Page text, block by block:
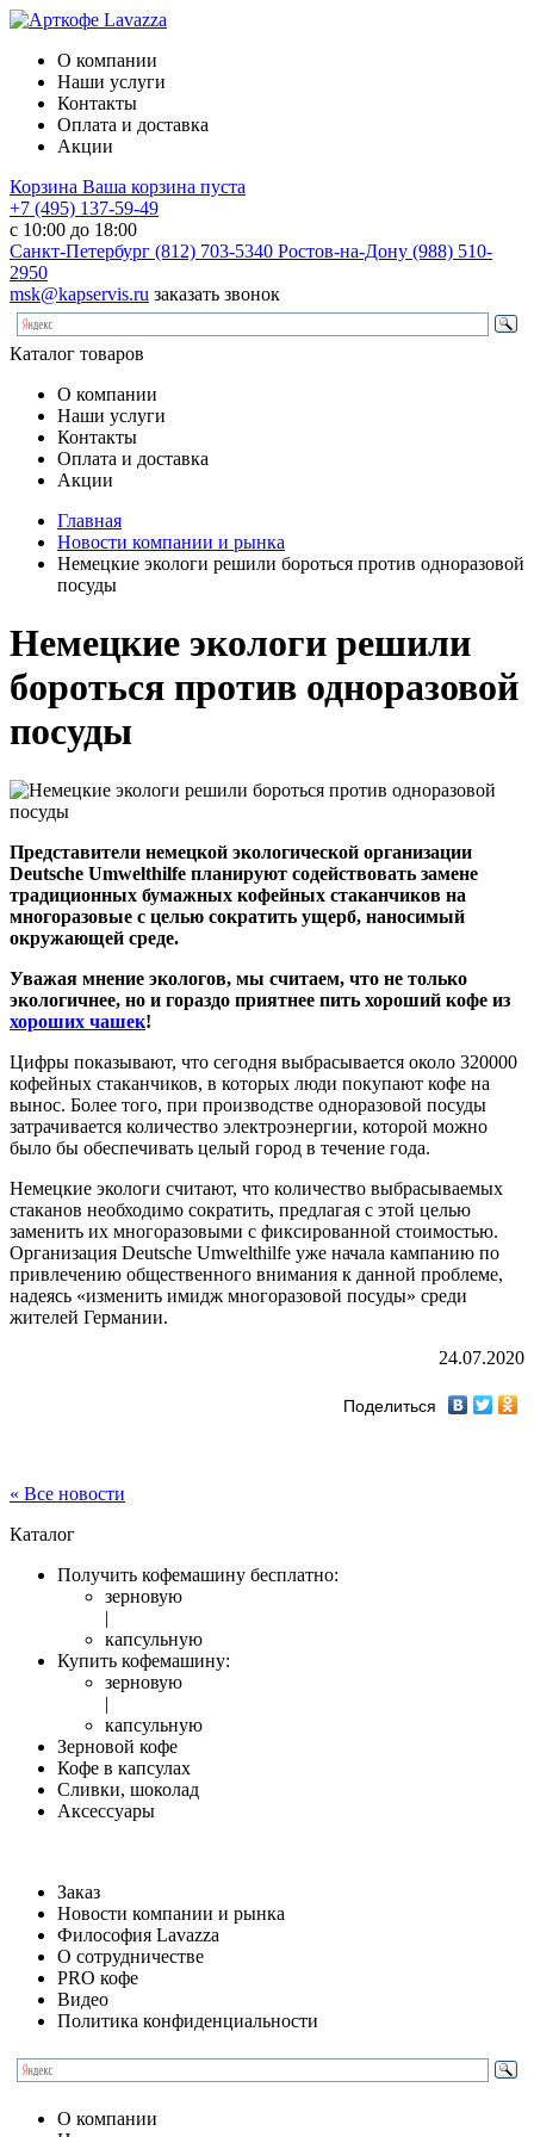
О компании
Наши услуги
Контакты
Оплата и доставка
Акции
Корзина Ваша корзина пуста
+7 (495) 137-59-49
с 10:00 до 18:00
Санкт-Петербург (812) 703-5340 Ростов-на-Дону (988) 510-
2950
msk@kapservis.ru заказать звонок
Каталог товаров
О компании
Наши услуги
Контакты
Оплата и доставка
Акции
Главная
Новости компании и рынка
Немецкие экологи решили бороться против одноразовой
посуды
Немецкие экологи решили
бороться против одноразовой
посуды
Представители немецкой экологической организации
Deutsche Umwelthilfe планируют содействовать замене
традиционных бумажных кофейных стаканчиков на
многоразовые с целью сократить ущерб, наносимый
окружающей среде.
Уважая мнение экологов, мы считаем, что не только
экологичнее, но и гораздо приятнее пить хороший кофе из
хороших чашек!
Цифры показывают, что сегодня выбрасывается около 320000
кофейных стаканчиков, в которых люди покупают кофе на
вынос. Более того, при производстве одноразовой посуды
затрачивается количество электроэнергии, которой можно
было бы обеспечивать целый город в течение года.
Немецкие экологи считают, что количество выбрасываемых
стаканов необходимо сократить, предлагая с этой целью
заменить их многоразовыми с фиксированной стоимостью.
Организация Deutsche Umwelthilfe уже начала кампанию по
привлечению общественного внимания к данной проблеме,
надеясь «изменить имидж многоразовой посуды» среди
жителей Германии.
24.07.2020
Поделиться
« Все новости
Каталог
Получить кофемашину бесплатно:
зерновую
|
капсульную
Купить кофемашину:
зерновую
|
капсульную
Зерновой кофе
Кофе в капсулах
Сливки, шоколад
Аксессуары
Заказ
Новости компании и рынка
Философия Lavazza
О сотрудничестве
PRO кофе
Видео
Политика конфиденциальности
О компании